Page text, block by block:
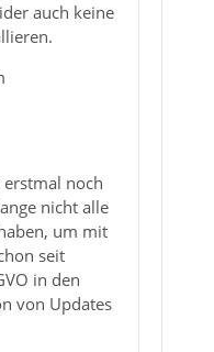
auch keine
noch
nicht alle
um mit
seit
in den
von Updates